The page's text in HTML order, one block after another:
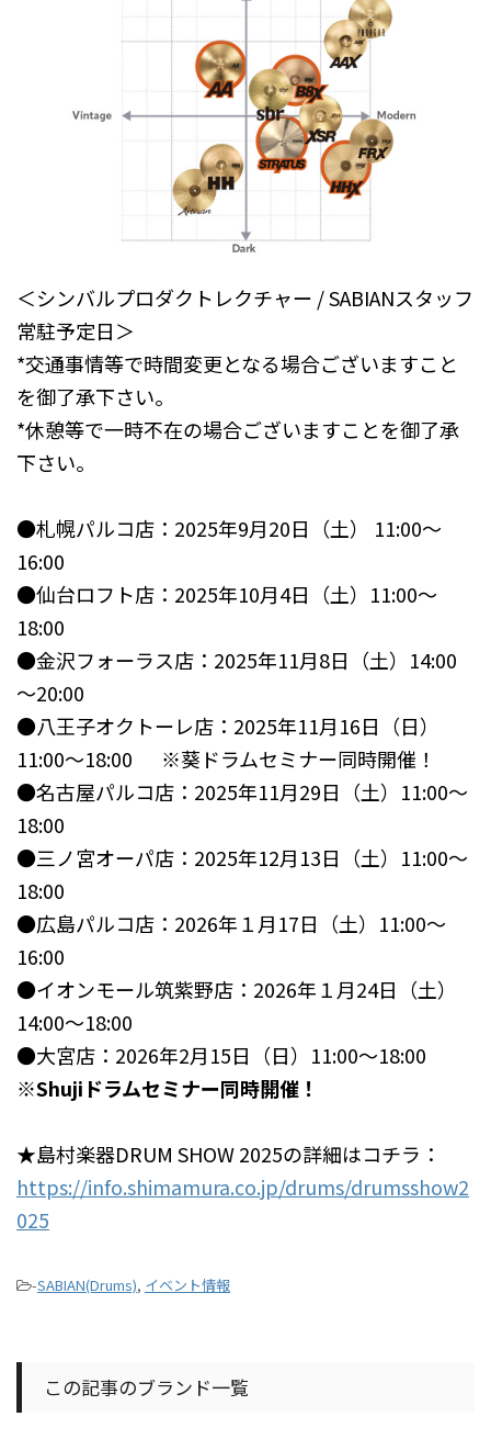
＜シンバルプロダクトレクチャー / SABIANスタッフ
常駐予定日＞
*交通事情等で時間変更となる場合ございますこと
を御了承下さい。
*休憩等で一時不在の場合ございますことを御了承
下さい。
●札幌パルコ店：2025年9月20日（土） 11:00～
16:00
●仙台ロフト店：2025年10月4日（土）11:00～
18:00
●金沢フォーラス店：2025年11月8日（土）14:00
～20:00
●八王子オクトーレ店：2025年11月16日（日）
11:00～18:00 ※葵ドラムセミナー同時開催！
●名古屋パルコ店：2025年11月29日（土）11:00～
18:00
●三ノ宮オーパ店：2025年12月13日（土）11:00～
18:00
●広島パルコ店：2026年１月17日（土）11:00～
16:00
●イオンモール筑紫野店：2026年１月24日（土）
14:00～18:00
●大宮店：2026年2月15日（日）11:00～18:00
※Shujiドラムセミナー同時開催！
★島村楽器DRUM SHOW 2025の詳細はコチラ：
https://info.shimamura.co.jp/drums/drumsshow2
025
-SABIAN(Drums), イベント情報
この記事のブランド一覧